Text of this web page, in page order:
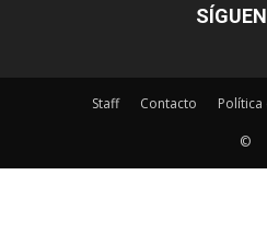
Staff Contacto Política
©